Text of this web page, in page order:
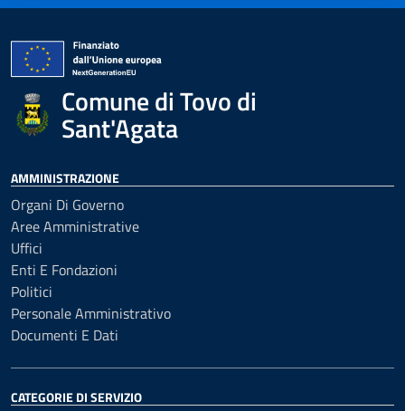
Comune di Tovo di
Sant'Agata
AMMINISTRAZIONE
Organi Di Governo
Aree Amministrative
Uffici
Enti E Fondazioni
Politici
Personale Amministrativo
Documenti E Dati
CATEGORIE DI SERVIZIO